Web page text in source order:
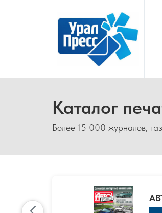
Каталог
Более 15 000 журналов,